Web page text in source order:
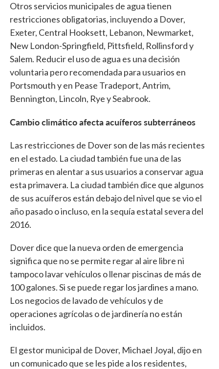
Otros servicios municipales de agua tienen
restricciones obligatorias, incluyendo a Dover,
Exeter, Central Hooksett, Lebanon, Newmarket,
New London-Springfield, Pittsfield, Rollinsford y
Salem. Reducir el uso de agua es una decisión
voluntaria pero recomendada para usuarios en
Portsmouth y en Pease Tradeport, Antrim,
Bennington, Lincoln, Rye y Seabrook.
Cambio climático afecta acuíferos subterráneos
Las restricciones de Dover son de las más recientes
en el estado. La ciudad también fue una de las
primeras en alentar a sus usuarios a conservar agua
esta primavera. La ciudad también dice que algunos
de sus acuíferos están debajo del nivel que se vio el
año pasado o incluso, en la sequía estatal severa del
2016.
Dover dice que la nueva orden de emergencia
significa que no se permite regar al aire libre ni
tampoco lavar vehículos o llenar piscinas de más de
100 galones. Si se puede regar los jardines a mano.
Los negocios de lavado de vehículos y de
operaciones agrícolas o de jardinería no están
incluidos.
El gestor municipal de Dover, Michael Joyal, dijo en
un comunicado que se les pide a los residentes,